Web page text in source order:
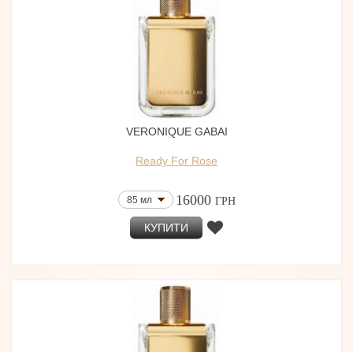
VERONIQUE GABAI
Ready For Rose
85 мл 16000 ГРН
КУПИТИ